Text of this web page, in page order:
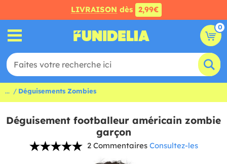
LIVRAISON dès 2,99€
0
... Déguisements Zombies
Déguisement footballeur américain zombie
garçon
2 Commentaires Consultez-les